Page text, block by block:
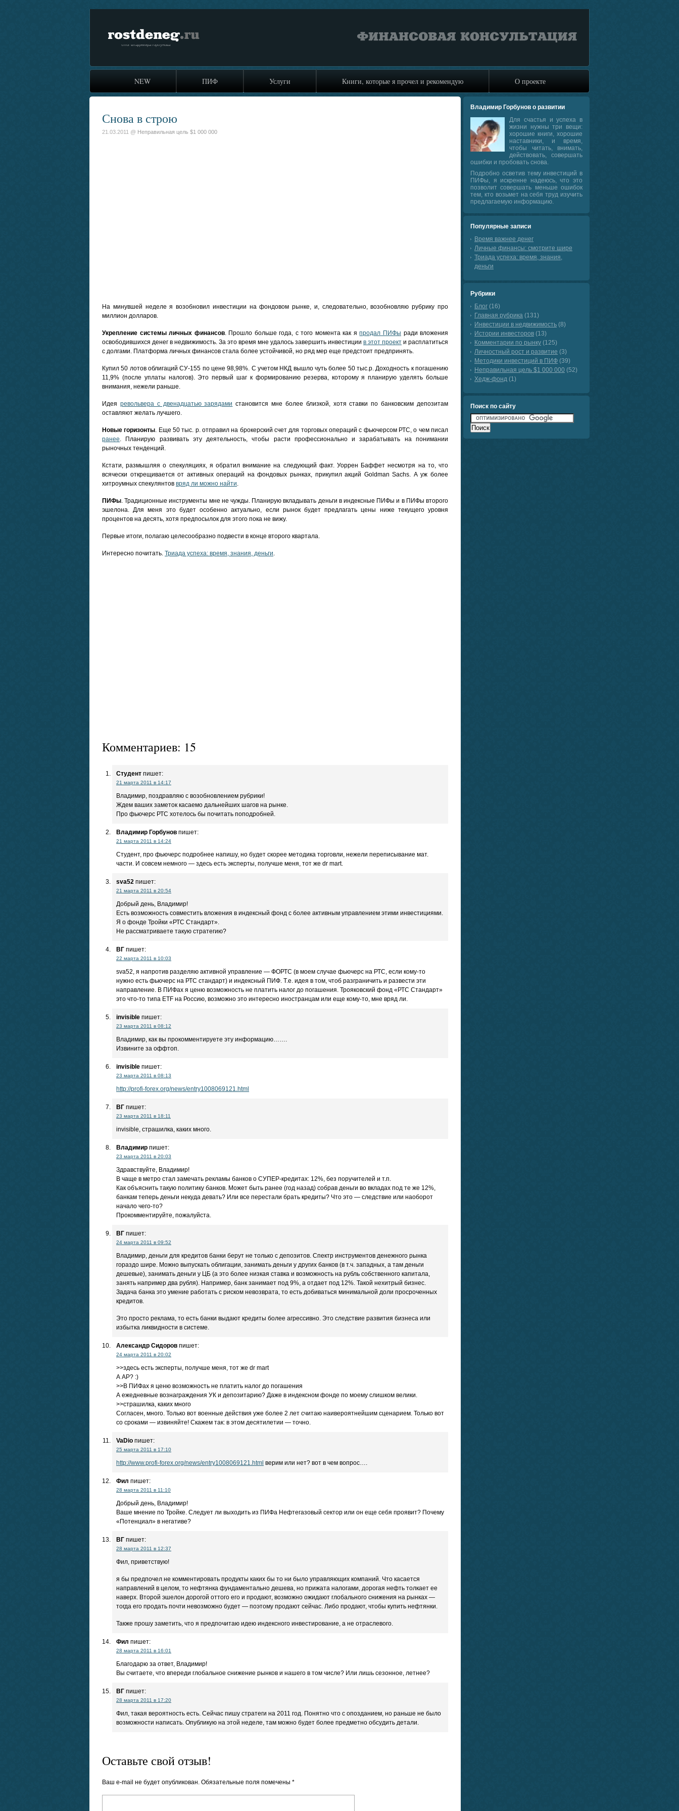
rostdeneg.ru
блог владимира горбунова
NEW ПИФ Услуги Книги, которые я прочел и рекомендую О проекте
Снова в строю
21.03.2011 @ Неправильная цель $1 000 000
На минувшей неделе я возобновил инвестиции на фондовом рынке, и, следовательно, возобновляю рубрику про
миллион долларов.
Укрепление системы личных финансов. Прошло больше года, с того момента как япродал ПИФы ради вложения
освободившихся денег в недвижимость. За это время мне удалось завершить инвестиции в этот проект и расплатиться
с долгами. Платформа личных финансов стала более устойчивой, но ряд мер еще предстоит предпринять.
Купил 50 лотов облигаций СУ-155 по цене 98,98%. С учетом НКД вышло чуть более 50 тыс.р. Доходность к погашению
11,9% (после уплаты налогов). Это первый шаг к формированию резерва, которому я планирую уделять больше
внимания, нежели раньше.
Идея револьвера с двенадцатью зарядами становится мне более близкой, хотя ставки по банковским депозитам
оставляют желать лучшего.
Новые горизонты. Еще 50 тыс. р. отправил на брокерский счет для торговых операций с фьючерсом РТС, о чем писал
ранее. Планирую развивать эту деятельность, чтобы расти профессионально и зарабатывать на понимании
рыночных тенденций.
Кстати, размышляя о спекуляциях, я обратил внимание на следующий факт. Уоррен Баффет несмотря на то, что
всячески открещивается от активных операций на фондовых рынках, прикупил акций Goldman Sachs. А уж более
хитроумных спекулянтов вряд ли можно найти.
ПИФы. Традиционные инструменты мне не чужды. Планирую вкладывать деньги в индексные ПИФы и в ПИФы второго
эшелона. Для меня это будет особенно актуально, если рынок будет предлагать цены ниже текущего уровня
процентов на десять, хотя предпосылок для этого пока не вижу.
Первые итоги, полагаю целесообразно подвести в конце второго квартала.
Интересно почитать. Триада успеха: время, знания, деньги.
Комментариев: 15
Студент пишет:
21 марта 2011 в 14:17
Владимир, поздравляю с возобновлением рубрики!
Ждем ваших заметок касаемо дальнейших шагов на рынке.
Про фьючерс РТС хотелось бы почитать поподробней.
Владимир Горбунов пишет:
21 марта 2011 в 14:24
Студент, про фьючерс подробнее напишу, но будет скорее методика торговли, нежели переписывание мат.
части. И совсем немного — здесь есть эксперты, получше меня, тот же dr mart.
sva52 пишет:
21 марта 2011 в 20:54
Добрый день, Владимир!
Есть возможность совместить вложения в индексный фонд с более активным управлением этими инвестициями.
Я о фонде Тройки «РТС Стандарт».
Не рассматриваете такую стратегию?
ВГ пишет:
22 марта 2011 в 10:03
sva52, я напротив разделяю активной управление — ФОРТС (в моем случае фьючерс на РТС, если кому-то
нужно есть фьючерс на РТС стандарт) и индексный ПИФ. Т.е. идея в том, чтоб разграничить и развести эти
направление. В ПИФах я ценю возможность не платить налог до погашения. Трояковский фонд «РТС Стандарт»
это что-то типа ETF на Россию, возможно это интересно иностранцам или еще кому-то, мне вряд ли.
invisible пишет:
23 марта 2011 в 08:12
Владимир, как вы прокомментируете эту информацию…….
Извините за оффтоп.
invisible пишет:
23 марта 2011 в 08:13
http://profi-forex.org/news/entry1008069121.html
ВГ пишет:
23 марта 2011 в 18:11
invisible, страшилка, каких много.
Владимир пишет:
23 марта 2011 в 20:03
Здравствуйте, Владимир!
В чаще в метро стал замечать рекламы банков о СУПЕР-кредитах: 12%, без поручителей и т.п.
Как объяснить такую политику банков. Может быть ранее (год назад) собрав деньги во вкладах под те же 12%,
банкам теперь деньги некуда девать? Или все перестали брать кредиты? Что это — следствие или наоборот
начало чего-то?
Прокомментируйте, пожалуйста.
ВГ пишет:
24 марта 2011 в 09:52
Владимир, деньги для кредитов банки берут не только с депозитов. Спектр инструментов денежного рынка
гораздо шире. Можно выпускать облигации, занимать деньги у других банков (в т.ч. западных, а там деньги
дешевые), занимать деньги у ЦБ (а это более низкая ставка и возможность на рубль собственного капитала,
занять например два рубля). Например, банк занимает под 9%, а отдает под 12%. Такой нехитрый бизнес.
Задача банка это умение работать с риском невозврата, то есть добиваться минимальной доли просроченных
кредитов.
Это просто реклама, то есть банки выдают кредиты более агрессивно. Это следствие развития бизнеса или
избытка ликвидности в системе.
Александр Сидоров пишет:
24 марта 2011 в 20:02
>>здесь есть эксперты, получше меня, тот же dr mart
А АР? :)
>>В ПИФах я ценю возможность не платить налог до погашения
А ежедневные вознаграждения УК и депозитарию? Даже в индексном фонде по моему слишком велики.
>>страшилка, каких много
Согласен, много. Только вот военные действия уже более 2 лет считаю наивероятнейшим сценарием. Только вот
со сроками — извиняйте! Скажем так: в этом десятилетии — точно.
VaDio пишет:
25 марта 2011 в 17:10
http://www.profi-forex.org/news/entry1008069121.html верим или нет? вот в чем вопрос….
Фил пишет:
28 марта 2011 в 11:10
Добрый день, Владимир!
Ваше мнение по Тройке. Следует ли выходить из ПИФа Нефтегазовый сектор или он еще себя проявит? Почему
«Потенциал» в негативе?
ВГ пишет:
28 марта 2011 в 12:37
Фил, приветствую!
я бы предпочел не комментировать продукты каких бы то ни было управляющих компаний. Что касается
направлений в целом, то нефтянка фундаментально дешева, но прижата налогами, дорогая нефть толкает ее
наверх. Второй эшелон дорогой оттого его и продают, возможно ожидают глобального снижения на рынках —
тогда его продать почти невозможно будет — поэтому продают сейчас. Либо продают, чтобы купить нефтянки.
Также прошу заметить, что я предпочитаю идею индексного инвестирование, а не отраслевого.
Фил пишет:
28 марта 2011 в 16:01
Благодарю за ответ, Владимир!
Вы считаете, что впереди глобальное снижение рынков и нашего в том числе? Или лишь сезонное, летнее?
ВГ пишет:
28 марта 2011 в 17:20
Фил, такая вероятность есть. Сейчас пишу стратеги на 2011 год. Понятно что с опозданием, но раньше не было
возможности написать. Опубликую на этой неделе, там можно будет более предметно обсудить детали.
Оставьте свой отзыв!
Ваш e-mail не будет опубликован. Обязательные поля помечены *
Владимир Горбунов о развитии
Для счастья и успеха в
жизни нужны три вещи:
хорошие книги, хорошие
наставники, и время,
чтобы читать, внимать,
действовать, совершать
ошибки и пробовать снова.
Подробно осветив тему инвестиций в
ПИФы, я искренне надеюсь, что это
позволит совершать меньше ошибок
тем, кто возьмет на себя труд изучить
предлагаемую информацию.
Популярные записи
Время важнее денег
Личные финансы: смотрите шире
Триада успеха: время, знания,
деньги
Рубрики
Блог (16)
Главная рубрика (131)
Инвестиции в недвижимость (8)
Истории инвесторов (13)
Комментарии по рынку (125)
Личностный рост и развитие (3)
Методики инвестиций в ПИФ (39)
Неправильная цель $1 000 000 (52)
Хедж-фонд (1)
Поиск по сайту